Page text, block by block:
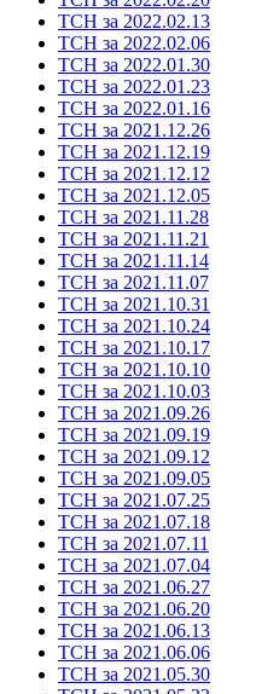
ТСН за 2022.02.13
ТСН за 2022.02.06
ТСН за 2022.01.30
ТСН за 2022.01.23
ТСН за 2022.01.16
ТСН за 2021.12.26
ТСН за 2021.12.19
ТСН за 2021.12.12
ТСН за 2021.12.05
ТСН за 2021.11.28
ТСН за 2021.11.21
ТСН за 2021.11.14
ТСН за 2021.11.07
ТСН за 2021.10.31
ТСН за 2021.10.24
ТСН за 2021.10.17
ТСН за 2021.10.10
ТСН за 2021.10.03
ТСН за 2021.09.26
ТСН за 2021.09.19
ТСН за 2021.09.12
ТСН за 2021.09.05
ТСН за 2021.07.25
ТСН за 2021.07.18
ТСН за 2021.07.11
ТСН за 2021.07.04
ТСН за 2021.06.27
ТСН за 2021.06.20
ТСН за 2021.06.13
ТСН за 2021.06.06
ТСН за 2021.05.30